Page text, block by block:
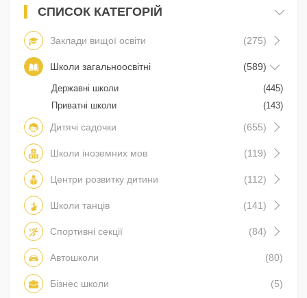
СПИСОК КАТЕГОРІЙ
Заклади вищої освіти (275)
Школи загальноосвітні (589)
Державні школи
(445)
Приватні школи
(143)
Дитячі садочки (655)
Школи іноземних мов (119)
Центри розвитку дитини (112)
Школи танців (141)
Спортивні секції (84)
Автошколи (80)
Бізнес школи (5)